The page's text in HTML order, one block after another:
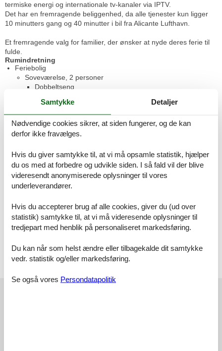
termiske energi og internationale tv-kanaler via IPTV.
Det har en fremragende beliggenhed, da alle tjenester kun ligger
10 minutters gang og 40 minutter i bil fra Alicante Lufthavn.
Et fremragende valg for familier, der ønsker at nyde deres ferie til
fulde.
Rumindretning
Feriebolig
Soveværelse, 2 personer
Dobbeltseng
Soveværelse, 2 personer
Enkelt seng
Badeværelse
Badeværelse
WC. Varmt og koldt vand, Bruser
Åben terrasse
Terrasse
Samtykke Detaljer
Nødvendige cookies sikrer, at siden fungerer, og de kan
derfor ikke fravælges.
Hvis du giver samtykke til, at vi må opsamle statistik, hjælper
du os med at forbedre og udvikle siden. I så fald vil der blive
videresendt anonymiserede oplysninger til vores
underleverandører.
Hvis du accepterer brug af alle cookies, giver du (ud over
statistik) samtykke til, at vi må videresende oplysninger til
tredjepart med henblik på personaliseret markedsføring.
Du kan når som helst ændre eller tilbagekalde dit samtykke
vedr. statistik og/eller markedsføring.
Se også vores Persondatapolitik